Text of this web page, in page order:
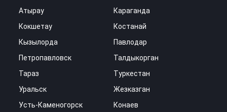
Атырау
Караганда
Кокшетау
Костанай
Кызылорда
Павлодар
Петропавловск
Талдыкорган
Тараз
Туркестан
Уральск
Жезказган
Усть-Каменогорск
Конаев